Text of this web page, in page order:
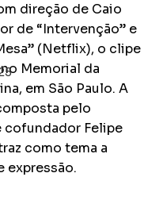
direção de Caio
de “Intervenção” e
(Netflix), o clipe
Memorial da
em São Paulo. A
pelo
cofundador Felipe
como tema a
expressão.